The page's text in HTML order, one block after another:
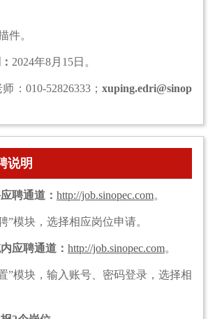
件。
2024年8月15日。
：010-52826333；xuping.edri@sinop
说明
聘通道： http://job.sinopec.com。
”模块，选择相应岗位申请。
应聘通道： http://job.sinopec.com。
”模块，输入账号、密码登录，选择相